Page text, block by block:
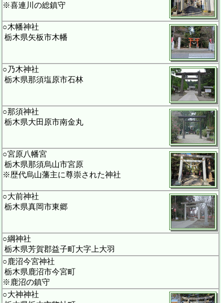
※喜連川の総鎮守
○木幡神社
栃木県矢板市木幡
○乃木神社
栃木県那須塩原市石林
○那須神社
栃木県大田原市南金丸
○宮原八幡宮
栃木県那須烏山市宮原
※歴代烏山藩主に尊崇された神社
○大前神社
栃木県真岡市東郷
○綱神社
栃木県芳賀郡益子町大字上大羽
○鹿沼今宮神社
栃木県鹿沼市今宮町
※鹿沼の鎮守
○大神神社